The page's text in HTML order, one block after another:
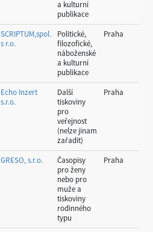
a kulturní
publikace
SCRIPTUM,spol.
s r.o.
Politické,
filozofické,
náboženské
a kulturní
publikace
Praha
Echo Inzert
s.r.o.
Další
tiskoviny
pro
veřejnost
(nelze jinam
zařadit)
Praha
GRESO, s.r.o.
Časopisy
pro ženy
nebo pro
muže a
tiskoviny
rodinného
typu
Praha